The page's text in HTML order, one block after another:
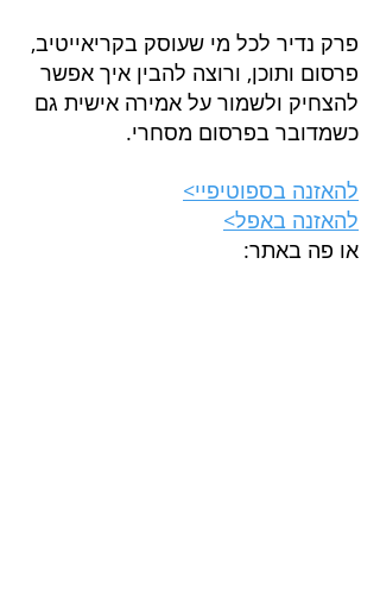
פרק נדיר לכל מי שעוסק בקריאייטיב,
פרסום ותוכן, ורוצה להבין איך אפשר
להצחיק ולשמור על אמירה אישית גם
כשמדובר בפרסום מסחרי.
להאזנה בספוטיפיי>
להאזנה באפל>
או פה באתר: